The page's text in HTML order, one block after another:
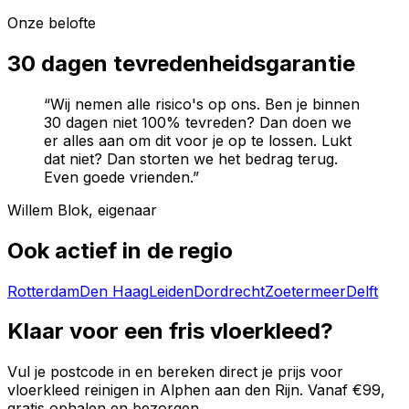
Onze belofte
30 dagen tevredenheidsgarantie
“Wij nemen alle risico's op ons. Ben je binnen
30 dagen niet 100% tevreden? Dan doen we
er alles aan om dit voor je op te lossen. Lukt
dat niet? Dan storten we het bedrag terug.
Even goede vrienden.”
Willem Blok, eigenaar
Ook actief in de regio
RotterdamDen HaagLeidenDordrechtZoetermeerDelft
Klaar voor een fris vloerkleed?
Vul je postcode in en bereken direct je prijs voor
vloerkleed reinigen in Alphen aan den Rijn. Vanaf €99,